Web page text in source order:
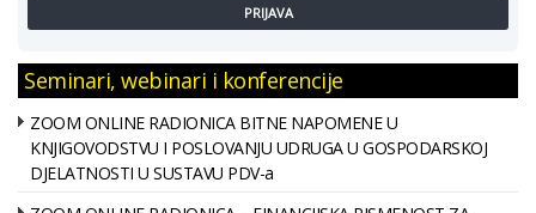
PRIJAVA
Seminari, webinari i konferencije
ZOOM ONLINE RADIONICA BITNE NAPOMENE U
KNJIGOVODSTVU I POSLOVANJU UDRUGA U GOSPODARSKOJ
DJELATNOSTI U SUSTAVU PDV-a